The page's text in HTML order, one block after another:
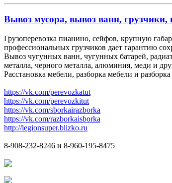
Вывоз мусора, вывоз ванн, грузчики,
Грузоперевозка пианино, сейфов, крупную
профессиональных грузчиков дает гарантию
Вывоз чугунных ванн, чугунных батарей,
металла, черного металла, алюминия, меди и
Расстановка мебели, разборка мебели и
https://vk.com/perevozkatut
https://vk.com/perevozkitut
https://vk.com/sborkairazborka
https://vk.com/razborkaisborka
http://legionsuper.blizko.ru
8-908-232-8246 и 8-960-195-8475